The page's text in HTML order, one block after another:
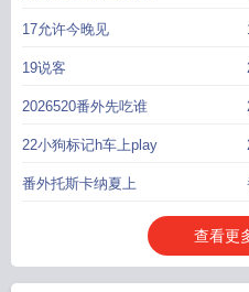
17允许今晚见
19说客
2026520番外先吃谁
22小狗标记h车上play
番外托斯卡纳夏上
查看更